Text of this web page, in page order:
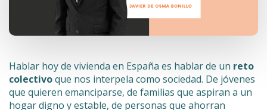
Hablar hoy de vivienda en España es hablar de un reto
colectivoque nos interpela como sociedad. De jóvenes
que quieren emanciparse, de familias que aspiran a un
hogar digno y estable, de personas que ahorran